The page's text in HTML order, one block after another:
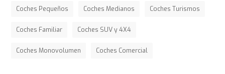
Coches Pequeños Coches Medianos Coches Turismos
Coches Familiar Coches SUV y 4X4
Coches Monovolumen Coches Comercial